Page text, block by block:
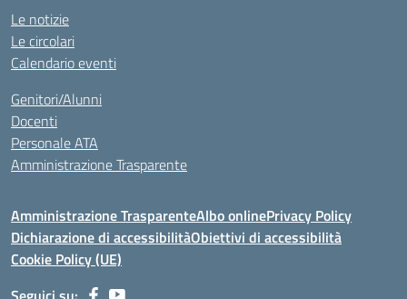
Le notizie
Le circolari
Calendario eventi
Genitori/Alunni
Docenti
Personale ATA
Amministrazione Trasparente
Amministrazione TrasparenteAlbo onlinePrivacy Policy
Dichiarazione di accessibilitàObiettivi di accessibilità
Cookie Policy (UE)